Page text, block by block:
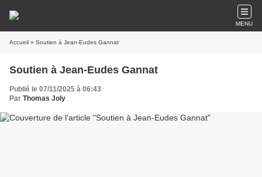
MENU
Accueil » Soutien à Jean-Eudes Gannat
Soutien à Jean-Eudes Gannat
Publié le 07/11/2025 à 06:43
Par Thomas Joly